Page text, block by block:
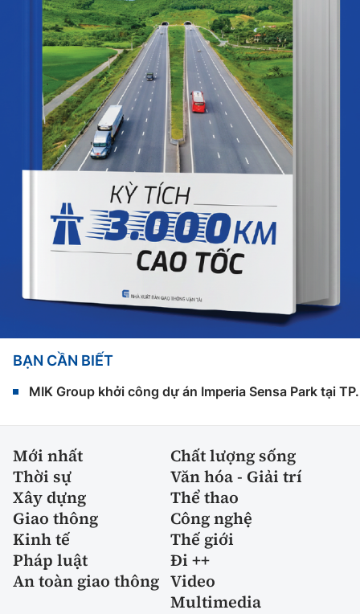
BẠN CẦN BIẾT
MIK Group khởi công dự án Imperia Sensa Park tại
Mới nhất
Chất lượng sống
Thời sự
Văn hóa - Giải trí
Xây dựng
Thể thao
Giao thông
Công nghệ
Kinh tế
Thế giới
Pháp luật
Đi ++
An toàn giao thông Video
Multimedia